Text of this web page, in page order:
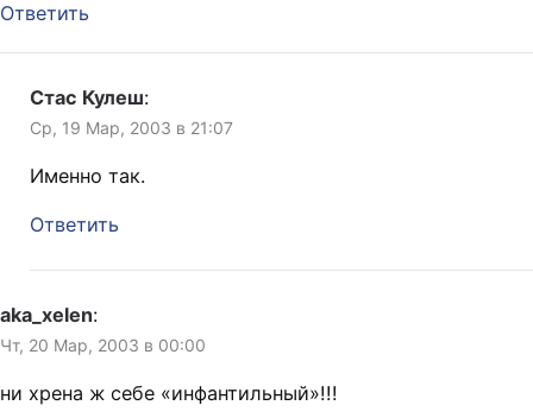
Ответить
Стас Кулеш:
Ср, 19 Мар, 2003 в 21:07
Именно так.
Ответить
aka_xelen:
Чт, 20 Мар, 2003 в 00:00
ни хрена ж себе «инфантильный»!!!